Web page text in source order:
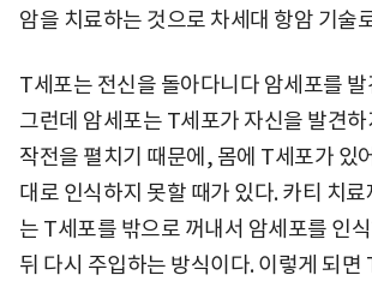
암을 치료하는 것으로 차세대 항암 기술
T세포는 전신을 돌아다니다 암세포를
그런데 암세포는 T세포가 자신을 발견
작전을 펼치기 때문에, 몸에 T세포가 있
대로 인식하지 못할 때가 있다. 카티 치
는 T세포를 밖으로 꺼내서 암세포를 인
뒤 다시 주입하는 방식이다. 이렇게 되면